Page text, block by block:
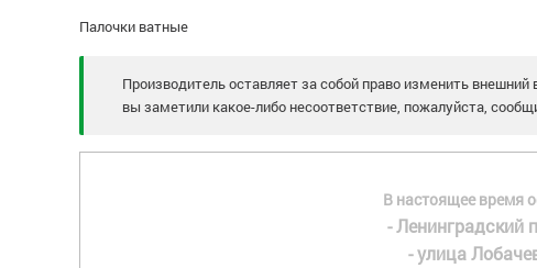
Палочки ватные
Производитель оставляет за собой право изменить
вы заметили какое-либо несоответствие, пожалуйста,
В настоящее время
- Ленинградский
- улица